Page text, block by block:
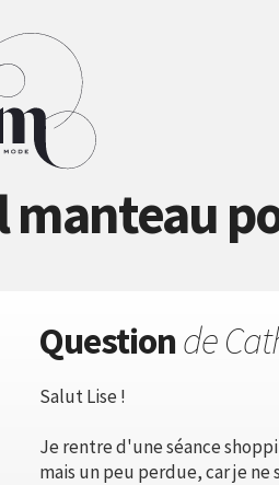
manteau
Questionde
Salut Lise !
Je rentre d'une séance
mais un peu perdue, car je ne